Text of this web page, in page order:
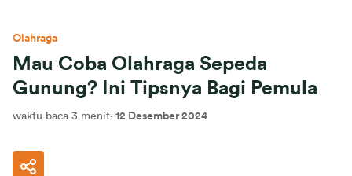
Olahraga
Mau Coba Olahraga Sepeda
Gunung? Ini Tipsnya Bagi Pemula
waktu baca 3 menit· 12 Desember 2024